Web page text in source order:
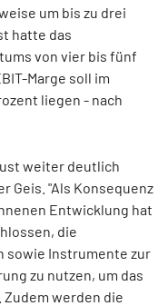
um bis zu drei
hatte das
von vier bis fünf
Marge soll im
liegen - nach
weiter deutlich
Geis. "Als Konsequenz
Entwicklung hat
die
sowie Instrumente zur
zu nutzen, um das
werden die